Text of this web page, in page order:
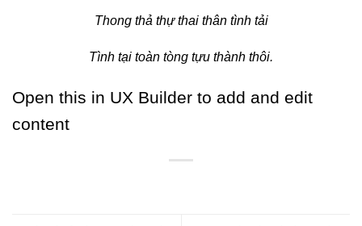
Thong thả thự thai thân tình tải
Tình tại toàn tòng tựu thành thôi.
Open this in UX Builder to add and edit
content